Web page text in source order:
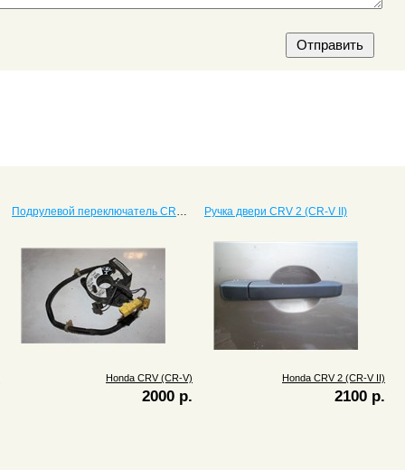
Подрулевой переключатель CRV (CR-V)
Honda CRV (CR-V)
2000 р.
Ручка двери CRV 2 (CR-V II)
Honda CRV 2 (CR-V II)
2100 р.